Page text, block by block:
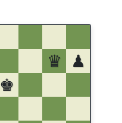
♛
♟
♚